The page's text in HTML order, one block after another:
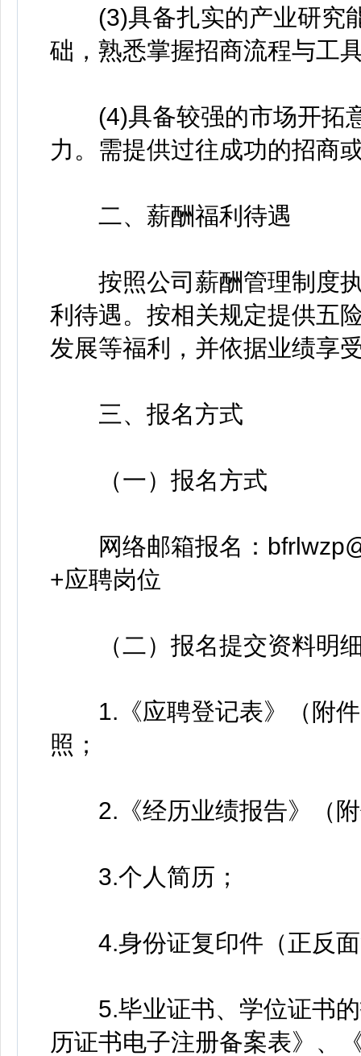
(3)具备扎实的产业研究
础，熟悉掌握招商流程与工
(4)具备较强的市场开拓
力。需提供过往成功的招商
二、薪酬福利待遇
按照公司薪酬管理制度执
利待遇。按相关规定提供五
发展等福利，并依据业绩享
三、报名方式
（一）报名方式
网络邮箱报名：
+应聘岗位
（二）报名提交资料明
1.《应聘登记表》（附件
照；
2.《经历业绩报告》（附
3.个人简历；
4.身份证复印件（正反面
5.毕业证书、学位证书的
历证书电子注册备案表》、